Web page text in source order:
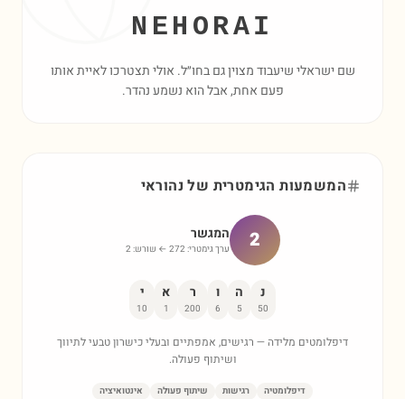
NEHORAI
שם ישראלי שיעבוד מצוין גם בחו״ל. אולי תצטרכו לאיית אותו
פעם אחת, אבל הוא נשמע נהדר.
המשמעות הגימטרית של נהוראי
2 המגשר
ערך גימטרי:272 ← שורש:2
נ
50
ה
5
ו
6
ר
200
א
1
י
10
דיפלומטים מלידה — רגישים, אמפתיים ובעלי כישרון טבעי לתיווך
ושיתוף פעולה.
דיפלומטיה רגישות שיתוף פעולה אינטואיציה